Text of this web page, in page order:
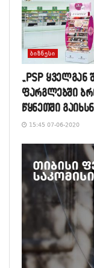
ᲑᲘᲖᲜᲔᲡᲘ
„PSP ყველგან
ფარგლებში
წყნეთში
15:45 07-06-2020